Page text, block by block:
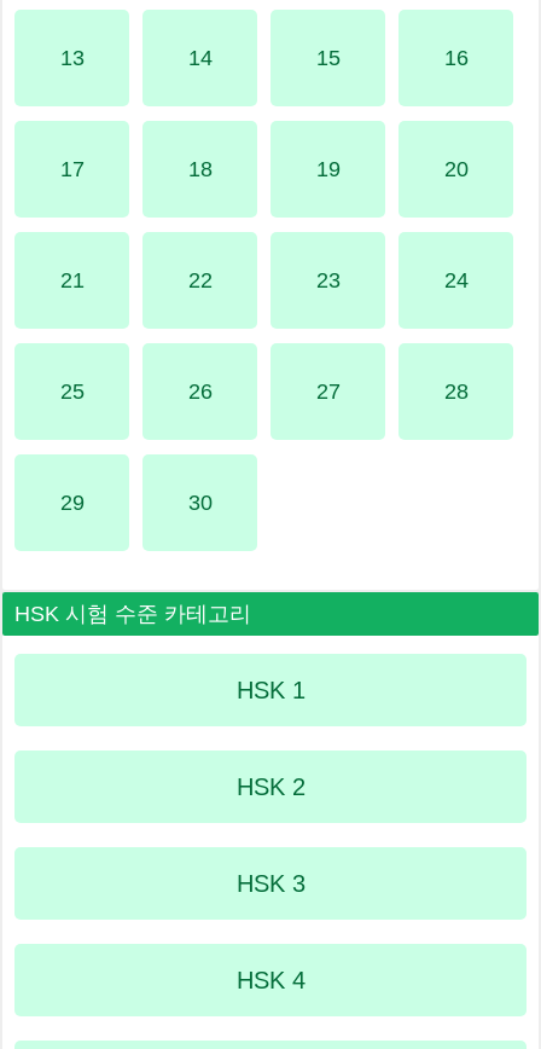
13 14 15 16
17 18 19 20
21 22 23 24
25 26 27 28
29 30
HSK 시험 수준 카테고리
HSK 1
HSK 2
HSK 3
HSK 4